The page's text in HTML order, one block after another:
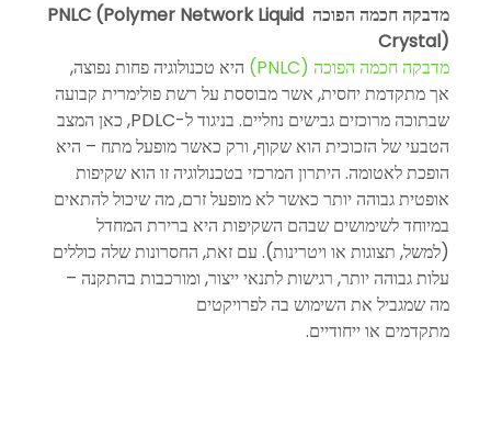
מדבקה חכמה הפוכה PNLC (Polymer Network Liquid
Crystal)
מדבקה חכמה הפוכה (PNLC)
היא טכנולוגיה פחות נפוצה,
אך מתקדמת יחסית, אשר מבוססת על רשת פולימרית קבועה
שבתוכה מרוכזים גבישים נוזליים. בניגוד ל-PDLC, כאן המצב
הטבעי של הזכוכית הוא שקוף, ורק כאשר מופעל מתח – היא
הופכת לאטומה. היתרון המרכזי בטכנולוגיה זו הוא שקיפות
אופטית גבוהה יותר כאשר לא מופעל זרם, מה שיכול להתאים
במיוחד לשימושים שבהם השקיפות היא ברירת המחדל
(למשל, תצוגות או ויטרינות). עם זאת, החסרונות שלה כוללים
עלות גבוהה יותר, רגישות לתנאי ייצור, ומורכבות בהתקנה –
מה שמגביל את השימוש בה לפרויקטים
מתקדמים או ייחודיים.